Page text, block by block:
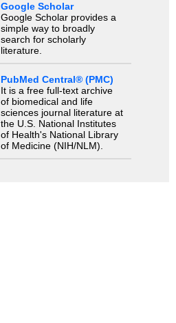
Google Scholar
Google Scholar provides a
simple way to broadly
search for scholarly
literature.
PubMed Central® (PMC)
It is a free full-text archive
of biomedical and life
sciences journal literature at
the U.S. National Institutes
of Health's National Library
of Medicine (NIH/NLM).